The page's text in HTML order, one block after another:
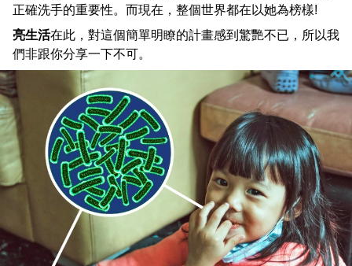
正確洗手的重要性。而現在，整個世界都在以她為榜樣!
亮生活在此，對這個簡單明瞭的計畫感到驚艷不已，所以我
們非跟你分享一下不可。